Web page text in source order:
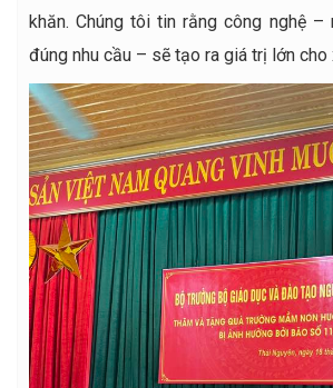
khăn. Chúng tôi tin rằng công nghệ –
đúng nhu cầu – sẽ tạo ra giá trị lớn cho